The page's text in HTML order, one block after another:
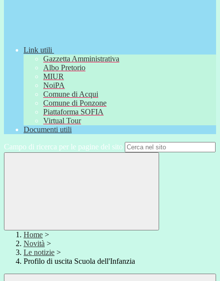
Link utili
Gazzetta Amministrativa
Albo Pretorio
MIUR
NoiPA
Comune di Acqui
Comune di Ponzone
Piattaforma SOFIA
Virtual Tour
Documenti utili
Campo di ricerca per le pagine del sito
Home >
Novità >
Le notizie >
Profilo di uscita Scuola dell'Infanzia